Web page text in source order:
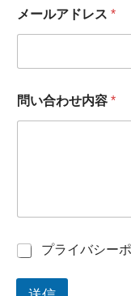
ク
名
ス
*
*
メールアドレス *
問い合わせ内容 *
チ
ッ
プライバシー